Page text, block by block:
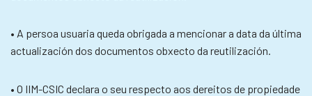
• A persoa usuaria queda obrigada a mencionar a data da última
actualización dos documentos obxecto da reutilización.
• O IIM-CSIC declara o seu respecto aos dereitos de propiedade